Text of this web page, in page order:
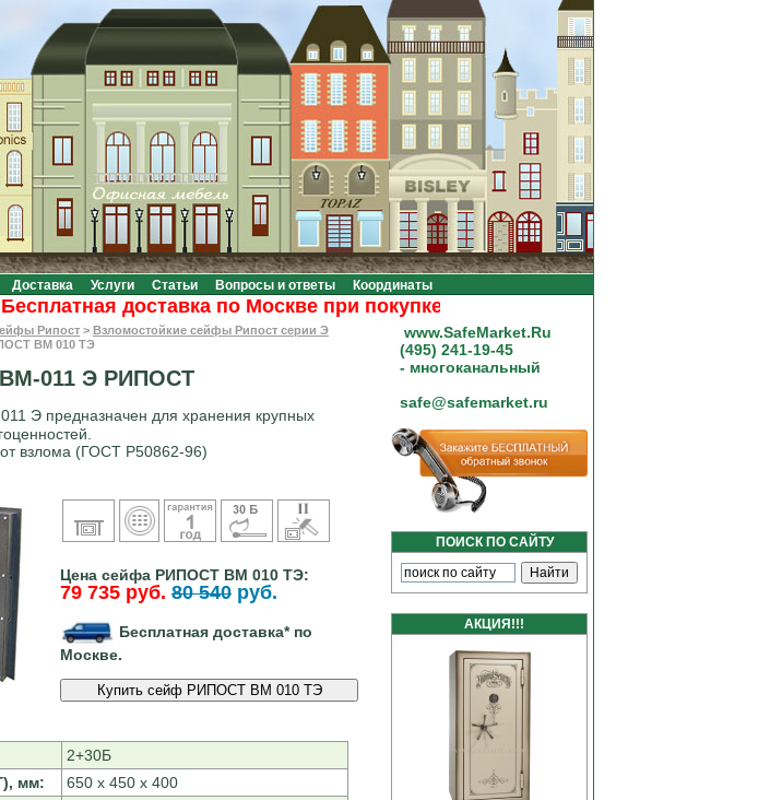
Доставка Услуги Статьи Вопросы и ответы Координаты
доставка по Москве при покупке на сумму от 20000 рублей.
Рипост > Взломостойкие сейфы Рипост серии Э
ВМ 010 ТЭ
011 Э РИПОСТ
Э предназначен для хранения крупных
взлома (ГОСТ Р50862-96)
Цена сейфа РИПОСТ ВМ 010 ТЭ:
79 735 руб. 80 540 руб.
Бесплатная доставка* по
Москве.
2+30Б
мм:
650 х 450 х 400
www.SafeMarket.Ru
(495) 241-19-45
- многоканальный
safe@safemarket.ru
ПОИСК ПО САЙТУ
АКЦИЯ!!!